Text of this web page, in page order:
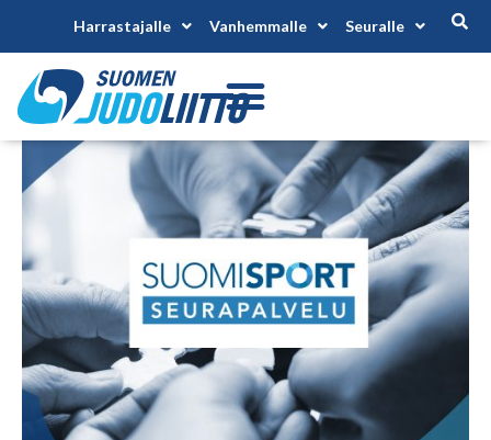
Harrastajalle Vanhemmalle Seuralle